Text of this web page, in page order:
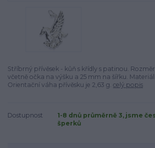
Stříbrný přívěsek - kůň s křídly s patinou.
včetně očka na výšku a 25 mm na šířku.
Orientační váha přívěsku je 2,63 g. celý popis
Dostupnost
1-8 dnů průměrně 3, jsme
šperků